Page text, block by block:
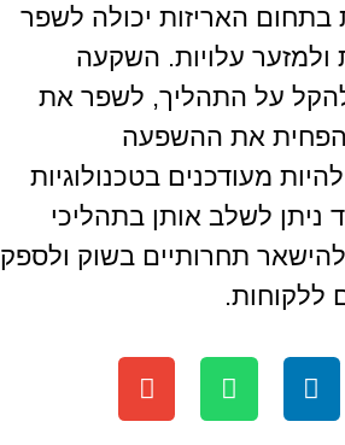
בתחום האריזות יכולה לשפר
ולמזער עלויות. השקעה
על התהליך, לשפר את
את ההשפעה
מעודכנים בטכנולוגיות
ניתן לשלב אותן בתהליכי
תחרותיים בשוק ולספק
ללקוחות.